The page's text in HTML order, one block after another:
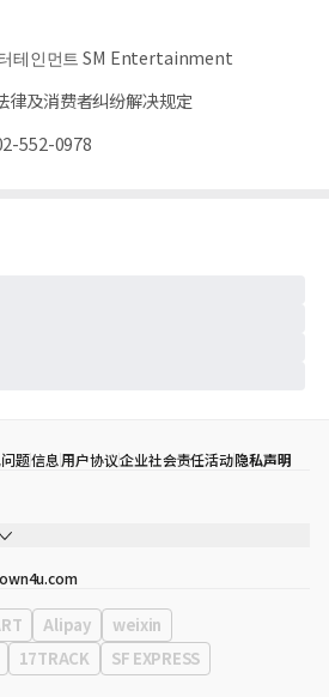
테인먼트 SM Entertainment
律及消费者纠纷解决规定
552-0978
题信息用户协议企业社会责任活动隐私声明
东大路 513号 3楼 （三成洞， coex)
Alipay
weixin
17TRACK SF EXPRESS